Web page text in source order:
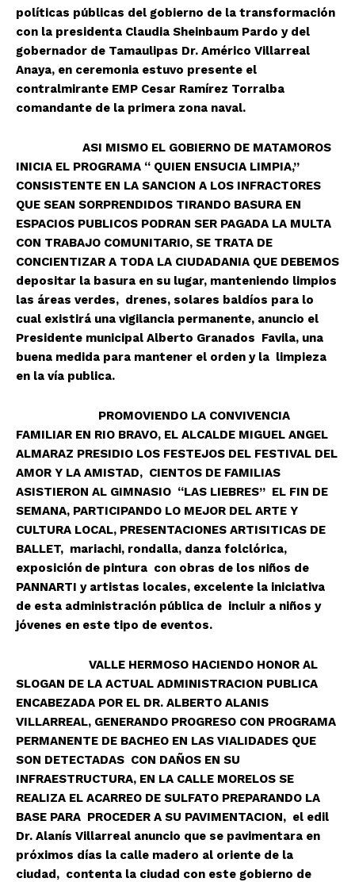
políticas públicas del gobierno de la transformación
con la presidenta Claudia Sheinbaum Pardo y del
gobernador de Tamaulipas Dr. Américo Villarreal
Anaya, en ceremonia estuvo presente el
contralmirante EMP Cesar Ramírez Torralba
comandante de la primera zona naval.
ASI MISMO EL GOBIERNO DE MATAMOROS
INICIA EL PROGRAMA “ QUIEN ENSUCIA LIMPIA,”
CONSISTENTE EN LA SANCION A LOS INFRACTORES
QUE SEAN SORPRENDIDOS TIRANDO BASURA EN
ESPACIOS PUBLICOS PODRAN SER PAGADA LA MULTA
CON TRABAJO COMUNITARIO, SE TRATA DE
CONCIENTIZAR A TODA LA CIUDADANIA QUE DEBEMOS
depositar la basura en su lugar, manteniendo limpios
las áreas verdes, drenes, solares baldíos para lo
cual existirá una vigilancia permanente, anuncio el
Presidente municipal Alberto Granados Favila, una
buena medida para mantener el orden y la limpieza
en la vía publica.
PROMOVIENDO LA CONVIVENCIA
FAMILIAR EN RIO BRAVO, EL ALCALDE MIGUEL ANGEL
ALMARAZ PRESIDIO LOS FESTEJOS DEL FESTIVAL DEL
AMOR Y LA AMISTAD, CIENTOS DE FAMILIAS
ASISTIERON AL GIMNASIO “LAS LIEBRES” EL FIN DE
SEMANA, PARTICIPANDO LO MEJOR DEL ARTE Y
CULTURA LOCAL, PRESENTACIONES ARTISITICAS DE
BALLET, mariachi, rondalla, danza folclórica,
exposición de pintura con obras de los niños de
PANNARTI y artistas locales, excelente la iniciativa
de esta administración pública de incluir a niños y
jóvenes en este tipo de eventos.
VALLE HERMOSO HACIENDO HONOR AL
SLOGAN DE LA ACTUAL ADMINISTRACION PUBLICA
ENCABEZADA POR EL DR. ALBERTO ALANIS
VILLARREAL, GENERANDO PROGRESO CON PROGRAMA
PERMANENTE DE BACHEO EN LAS VIALIDADES QUE
SON DETECTADAS CON DAÑOS EN SU
INFRAESTRUCTURA, EN LA CALLE MORELOS SE
REALIZA EL ACARREO DE SULFATO PREPARANDO LA
BASE PARA PROCEDER A SU PAVIMENTACION, el edil
Dr. Alanís Villarreal anuncio que se pavimentara en
próximos días la calle madero al oriente de la
ciudad, contenta la ciudad con este gobierno de